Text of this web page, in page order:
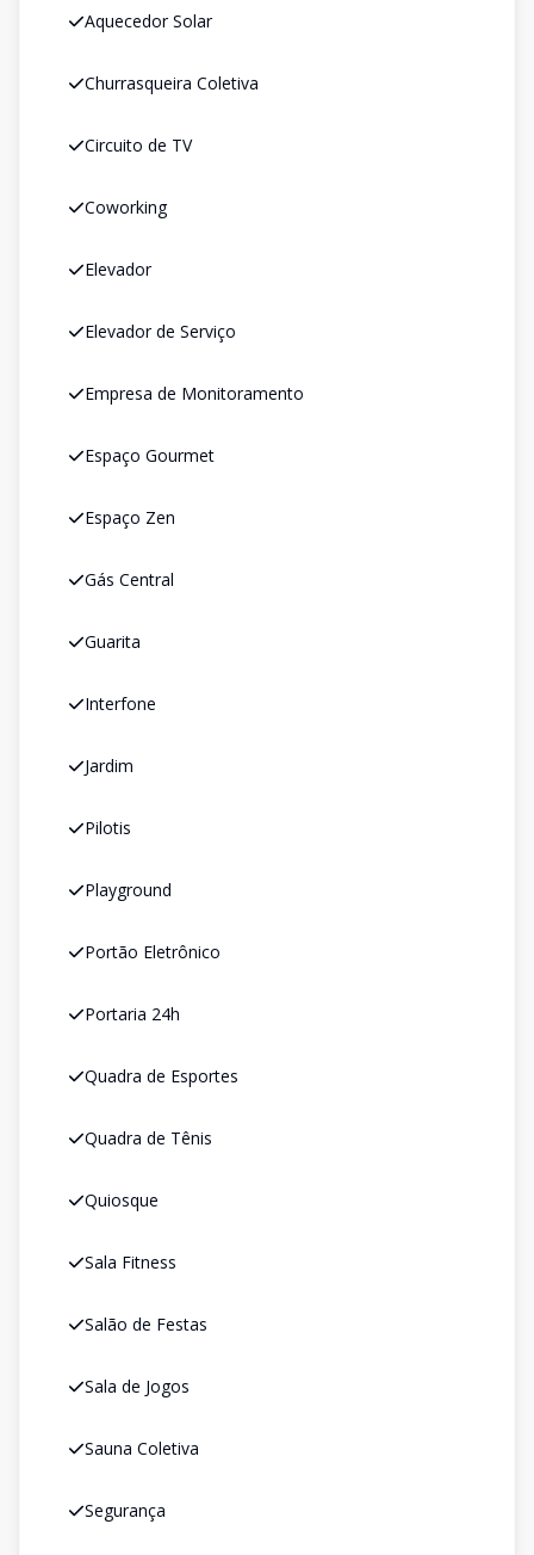
Aquecedor Solar
Churrasqueira Coletiva
Circuito de TV
Coworking
Elevador
Elevador de Serviço
Empresa de Monitoramento
Espaço Gourmet
Espaço Zen
Gás Central
Guarita
Interfone
Jardim
Pilotis
Playground
Portão Eletrônico
Portaria 24h
Quadra de Esportes
Quadra de Tênis
Quiosque
Sala Fitness
Salão de Festas
Sala de Jogos
Sauna Coletiva
Segurança